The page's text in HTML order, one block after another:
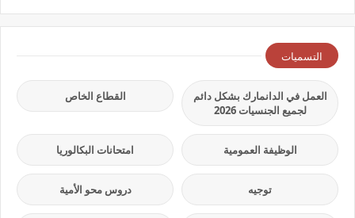
التسميات
العمل في الدانمارك بشكل دائم
لجميع الجنسيات 2026
القطاع الخاص
الوظيفة العمومية امتحانات البكالوريا
توجيه دروس محو الأمية